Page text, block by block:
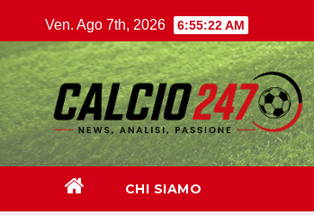
al
contenuto
Ven. Ago 7th, 2026 6:55:23 AM
CHI SIAMO